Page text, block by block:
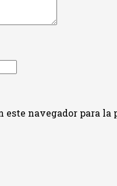
navegador para